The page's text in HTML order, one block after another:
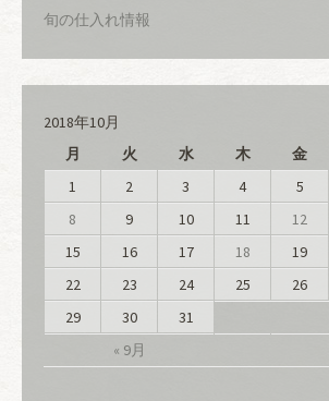
旬の仕入れ情報
2018年10月
月
火 水 木 金
« 9月
1 2 3 4 5
8
9 10 11 12
15
16 17 18 19
22
23 24 25 26
29
30 31